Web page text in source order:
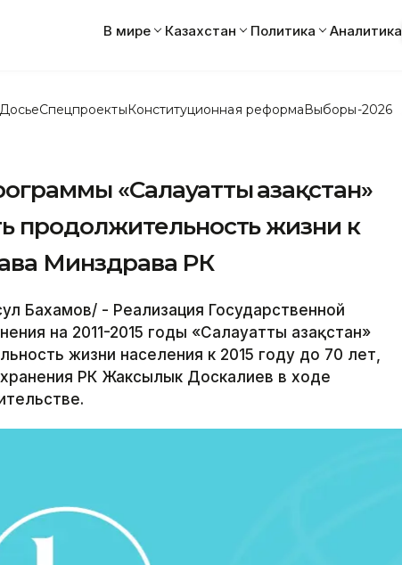
В мире Казахстан Политика Аналитика
ДосьеСпецпроектыКонституционная реформаВыборы-2026
«Салауатты Қазақстан»
продолжительность жизни к
Минздрава РК
Бахамов/ - Реализация Государственной
на 2011-2015 годы «Салауатты Қазақстан»
жизни населения к 2015 году до 70 лет,
РК Жаксылык Доскалиев в ходе